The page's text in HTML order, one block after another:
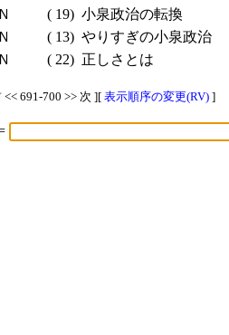
( 19) 小泉政治の転換
( 13) やりすぎの小泉政治
( 22) 正しさとは
<< 691-700 >> 次 ][表示順序の変更(RV) ]